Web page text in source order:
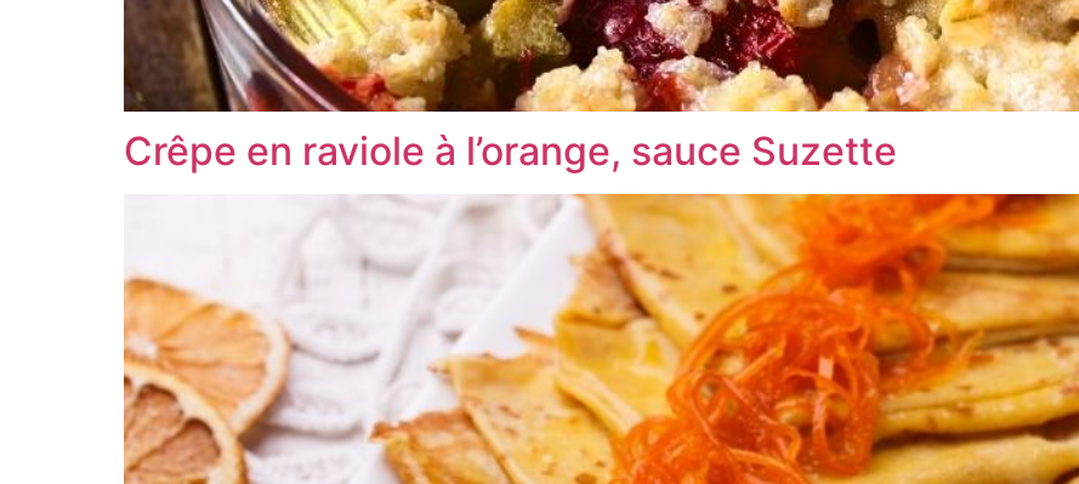
Crêpe en raviole à l’orange, sauce Suzette